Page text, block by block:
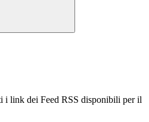
i link dei Feed RSS disponibili per il